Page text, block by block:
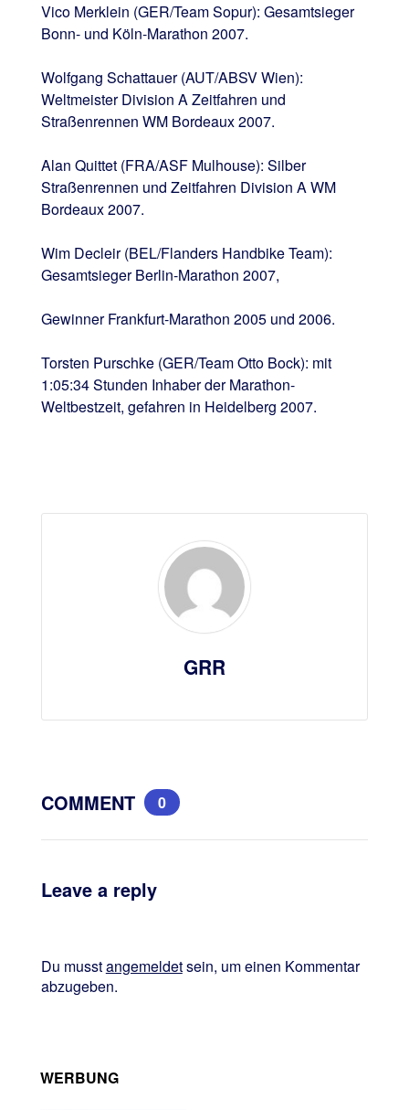
Vico Merklein (GER/Team Sopur): Gesamtsieger
Bonn- und Köln-Marathon 2007.
Wolfgang Schattauer (AUT/ABSV Wien):
Weltmeister Division A Zeitfahren und
Straßenrennen WM Bordeaux 2007.
Alan Quittet (FRA/ASF Mulhouse): Silber
Straßenrennen und Zeitfahren Division A WM
Bordeaux 2007.
Wim Decleir (BEL/Flanders Handbike Team):
Gesamtsieger Berlin-Marathon 2007,
Gewinner Frankfurt-Marathon 2005 und 2006.
Torsten Purschke (GER/Team Otto Bock): mit
1:05:34 Stunden Inhaber der Marathon-
Weltbestzeit, gefahren in Heidelberg 2007.
GRR
COMMENT 0
Leave a reply
Du musstangemeldetsein, um einen Kommentar
abzugeben.
WERBUNG